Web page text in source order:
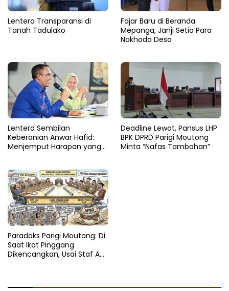
Lentera Transparansi di
Tanah Tadulako
Fajar Baru di Beranda
Mepanga, Janji Setia Para
Nakhoda Desa
Lentera Sembilan
Keberanian Anwar Hafid:
Menjemput Harapan yang
Deadline Lewat, Pansus LHP
BPK DPRD Parigi Moutong
Minta “Nafas Tambahan”
Paradoks Parigi Moutong: Di
Saat Ikat Pinggang
Dikencangkan, Usai Staf Ahli